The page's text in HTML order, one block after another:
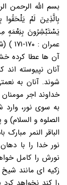
بسم الله الرحمن
بِالَّذِینَ لَمْ
یَسْتَبْشِرُونَ بِنِعْمَهٍ
آن ها عطا کرده
آنان نپیوسته
شوند. آنان به
خداوند اجر
به سوی نور،
الصلوه و السلام)
الباقر النمر
نور خدا را با
نورش را کامل
زکیه ای مانند شیخ